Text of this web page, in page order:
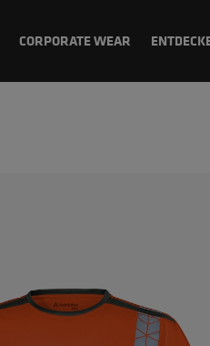
CORPORATE WEAR